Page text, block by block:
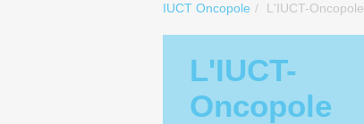
IUCT Oncopole L'IUCT-Oncopole
L'IUCT-
Oncopole